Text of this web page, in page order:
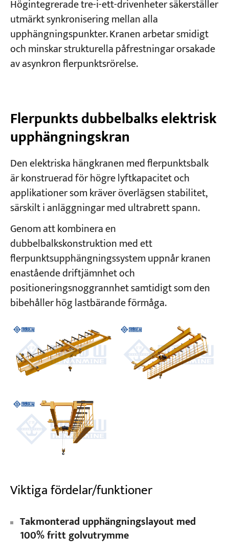
Högintegrerade tre-i-ett-drivenheter säkerställer
utmärkt synkronisering mellan alla
upphängningspunkter. Kranen arbetar smidigt
och minskar strukturella påfrestningar orsakade
av asynkron flerpunktsrörelse.
Flerpunkts dubbelbalks elektrisk
upphängningskran
Den elektriska hängkranen med flerpunktsbalk
är konstruerad för högre lyftkapacitet och
applikationer som kräver överlägsen stabilitet,
särskilt i anläggningar med ultrabrett spann.
Genom att kombinera en
dubbelbalkskonstruktion med ett
flerpunktsupphängningssystem uppnår kranen
enastående driftjämnhet och
positioneringsnoggrannhet samtidigt som den
bibehåller hög lastbärande förmåga.
Viktiga fördelar/funktioner
Takmonterad upphängningslayout med
100% fritt golvutrymme